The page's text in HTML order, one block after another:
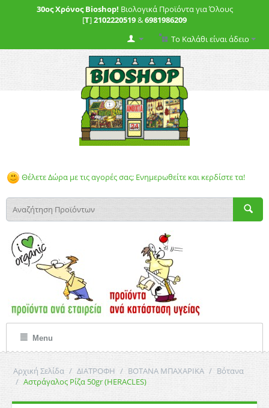
30ος Χρόνος Bioshop! Βιολογικά Προϊόντα για Όλους
[T]2102220519&6981986209
Το Καλάθι είναι άδειο
Θέλετε Δώρα με τις αγορές σας; Ενημερωθείτε και κερδίστε τα!
Menu
Αρχική Σελίδα / ΔΙΑΤΡΟΦΗ / ΒΟΤΑΝΑ ΜΠΑΧΑΡΙΚΑ / Βότανα
/ Αστράγαλος Ρίζα 50gr (HERACLES)